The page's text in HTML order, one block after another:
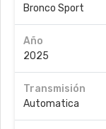
Bronco Sport
Año
2025
Transmisión
Automatica